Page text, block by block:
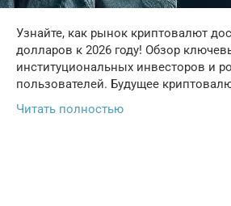
Узнайте, как рынок криптовалют
долларов к 2026 году! Обзор
институциональных инвесторов и
пользователей. Будущее
Читать полностью